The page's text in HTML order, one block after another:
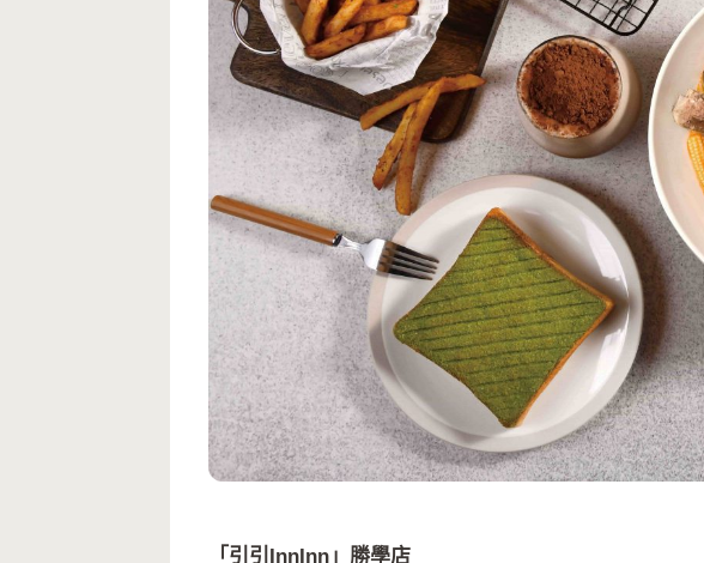
「引引InnInn」勝學店